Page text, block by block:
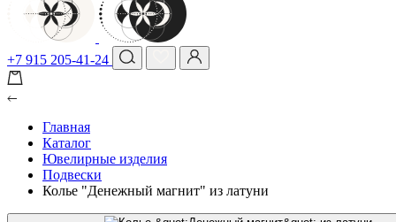
+7 915 205-41-24
Главная
Каталог
Ювелирные изделия
Подвески
Колье "Денежный магнит" из латуни